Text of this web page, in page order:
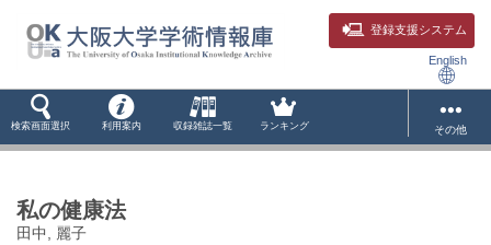
登録支援システム
English
検索画面選択 利用案内 収録雑誌一覧 ランキング その他
私の健康法
田中, 麗子